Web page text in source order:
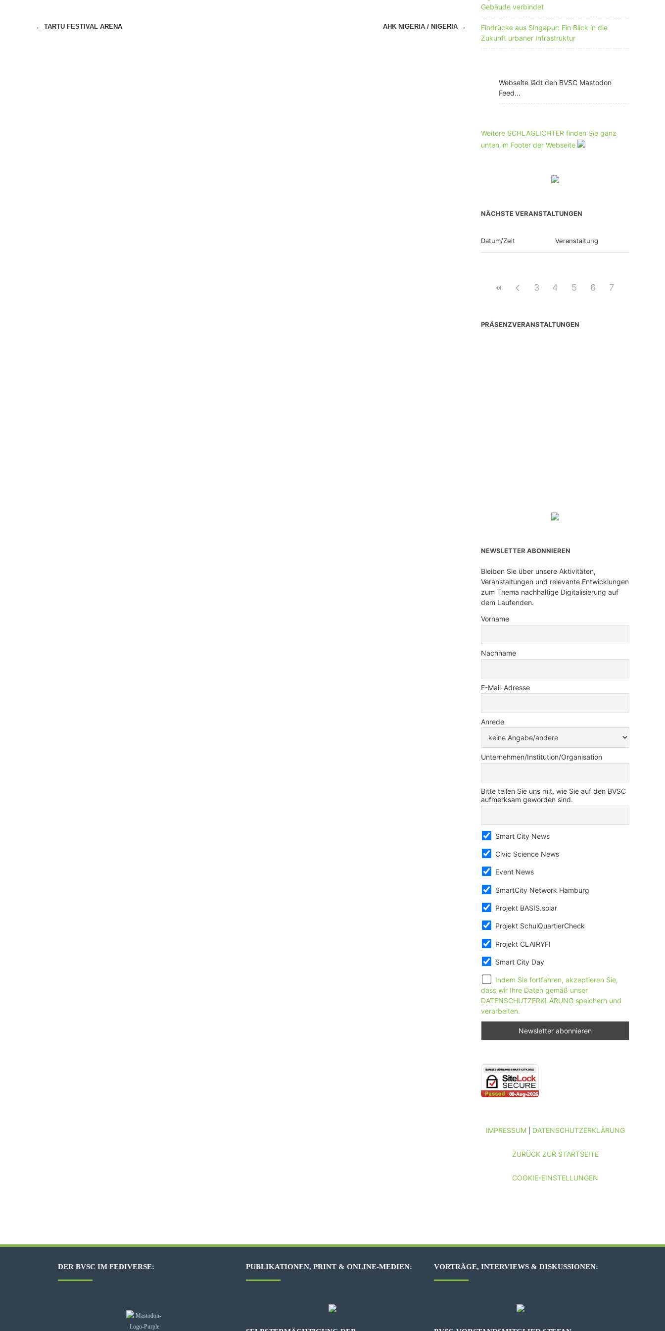
Beitragsnavigation
← TARTU FESTIVAL ARENA AHK NIGERIA / NIGERIA →
Gebäude verbindet
Eindrücke aus Singapur: Ein Blick in die
Zukunft urbaner Infrastruktur
Webseite lädt den BVSC Mastodon
Feed...
Weitere SCHLAGLICHTER finden Sie ganz
unten im Footer der Webseite
NÄCHSTE VERANSTALTUNGEN
Datum/Zeit Veranstaltung
3 4 5 6 7
PRÄSENZVERANSTALTUNGEN
NEWSLETTER ABONNIEREN
Bleiben Sie über unsere Aktivitäten,
Veranstaltungen und relevante Entwicklungen
zum Thema nachhaltige Digitalisierung auf
dem Laufenden.
Vorname
Nachname
E-Mail-Adresse
Anrede
Unternehmen/Institution/Organisation
Bitte teilen Sie uns mit, wie Sie auf den BVSC
aufmerksam geworden sind.
Smart City News
Civic Science News
Event News
SmartCity Network Hamburg
Projekt BASIS.solar
Projekt SchulQuartierCheck
Projekt CLAIRYFI
Smart City Day
Indem Sie fortfahren, akzeptieren Sie,
dass wir Ihre Daten gemäß unser
DATENSCHUTZERKLÄRUNG speichern und
verarbeiten.
IMPRESSUM| DATENSCHUTZERKLÄRUNG
ZURÜCK ZUR STARTSEITE
COOKIE-EINSTELLUNGEN
DER BVSC IM FEDIVERSE: PUBLIKATIONEN, PRINT & ONLINE-MEDIEN: VORTRÄGE, INTERVIEWS & DISKUSSIONEN: